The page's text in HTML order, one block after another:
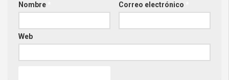
Nombre Correo electrónico
Web